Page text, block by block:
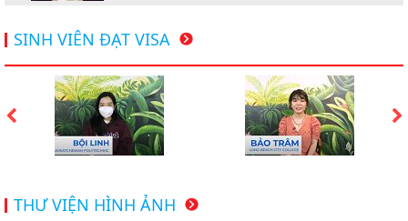
Hội thảo du học Mỹ 18.4.2026 - Đại học Mỹ học phí
dưới 20k/ năm
Du học Mỹ 2026 - Lấy bằng cử nhân lúc 20 tuổi cùng
chương trình High School Completion, Washington
bạn khám phá
SINH VIÊN ĐẠT VISA
THƯ VIỆN HÌNH ẢNH